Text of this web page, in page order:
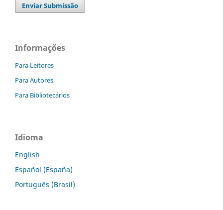
Enviar Submissão
Informações
Para Leitores
Para Autores
Para Bibliotecários
Idioma
English
Español (España)
Português (Brasil)